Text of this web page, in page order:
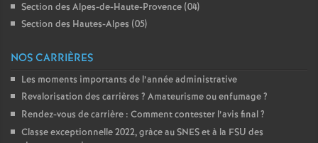
g
r
Section des Alpes-de-Haute-Provence (04)
Section des Hautes-Alpes (05)
NOS CARRIÈRES
Les moments importants de l’année administrative
Revalorisation des carrières ? Amateurisme ou enfumage?
Rendez-vous de carrière : Comment contester l’avis final?
Classe exceptionnelle 2022, gràce au SNES et à la FSU des